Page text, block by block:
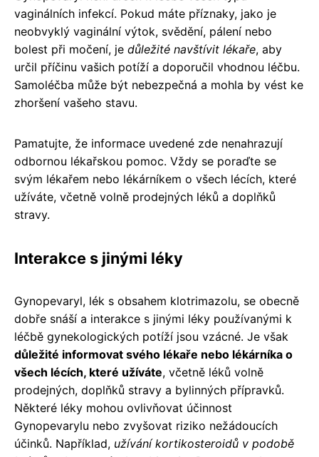
vaginálních infekcí. Pokud máte příznaky, jako je
neobvyklý vaginální výtok, svědění, pálení nebo
bolest při močení, je důležité navštívit lékaře, aby
určil příčinu vašich potíží a doporučil vhodnou léčbu.
Samoléčba může být nebezpečná a mohla by vést ke
zhoršení vašeho stavu.
Pamatujte, že informace uvedené zde nenahrazují
odbornou lékařskou pomoc. Vždy se poraďte se
svým lékařem nebo lékárníkem o všech lécích, které
užíváte, včetně volně prodejných léků a doplňků
stravy.
Interakce s jinými léky
Gynopevaryl, lék s obsahem klotrimazolu, se obecně
dobře snáší a interakce s jinými léky používanými k
léčbě gynekologických potíží jsou vzácné. Je však
důležité informovat svého lékaře nebo lékárníka o
všech lécích, které užíváte, včetně léků volně
prodejných, doplňků stravy a bylinných přípravků.
Některé léky mohou ovlivňovat účinnost
Gynopevarylu nebo zvyšovat riziko nežádoucích
účinků. Například, užívání kortikosteroidů v podobě